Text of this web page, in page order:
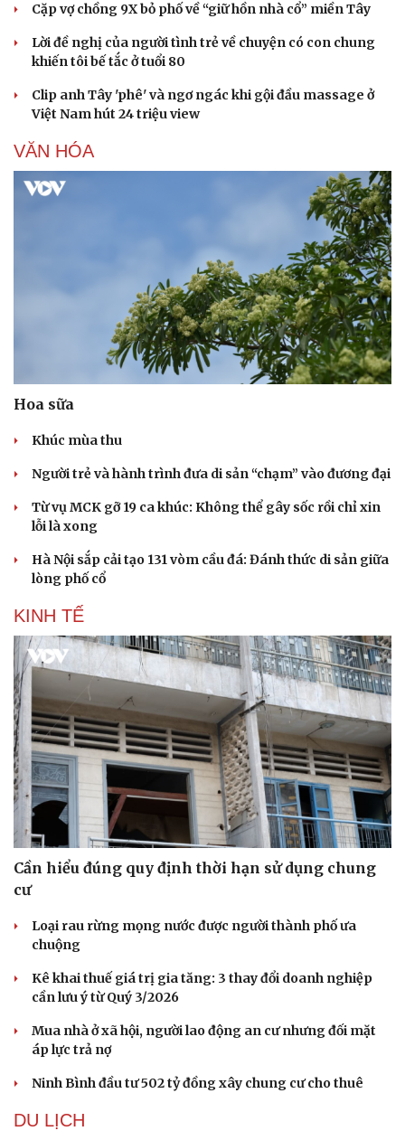
Sức khỏe
Làm đẹp - giảm cân
Phòng mạch online
Ăn sạch sống khỏe
Tình yêu - Gia đình
Cặp vợ chồng 9X bỏ phố về “giữ hồn nhà cổ” miền Tây
Lời đề nghị của người tình trẻ về chuyện có con chung
khiến tôi bế tắc ở tuổi 80
Clip anh Tây 'phê' và ngơ ngác khi gội đầu massage ở
Việt Nam hút 24 triệu view
VĂN HÓA
Hoa sữa
Khúc mùa thu
Người trẻ và hành trình đưa di sản “chạm” vào đương đại
Từ vụ MCK gỡ 19 ca khúc: Không thể gây sốc rồi chỉ xin
lỗi là xong
Hà Nội sắp cải tạo 131 vòm cầu đá: Đánh thức di sản giữa
lòng phố cổ
KINH TẾ
Cần hiểu đúng quy định thời hạn sử dụng chung
cư
Loại rau rừng mọng nước được người thành phố ưa
chuộng
Kê khai thuế giá trị gia tăng: 3 thay đổi doanh nghiệp
cần lưu ý từ Quý 3/2026
Mua nhà ở xã hội, người lao động an cư nhưng đối mặt
áp lực trả nợ
Ninh Bình đầu tư 502 tỷ đồng xây chung cư cho thuê
DU LỊCH